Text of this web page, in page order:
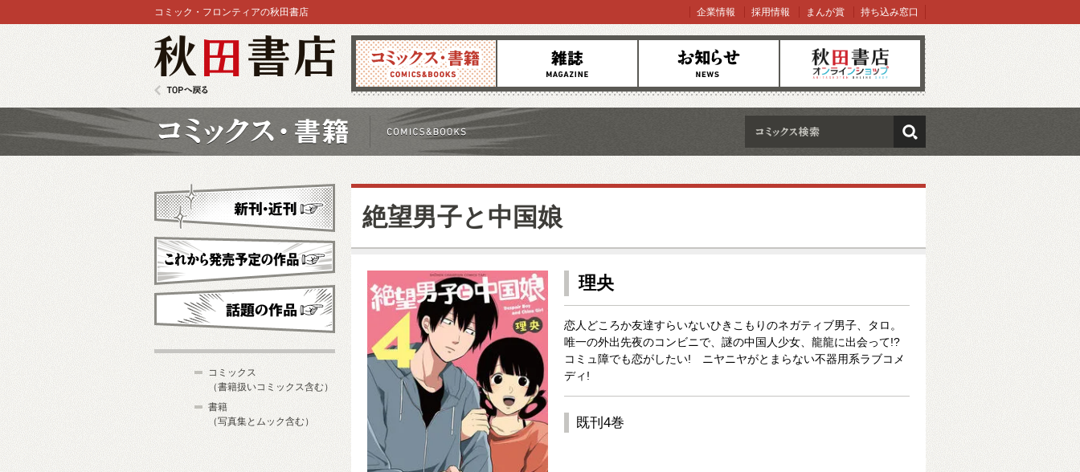
コミックス 雑誌 お知らせ オンラインショップ
コミック・フロンティアの秋田書店 企業情報 採用情報 まんが賞 持ち込み窓口
検索
絶望男子と中国娘
理央
恋人どころか友達すらいないひきこもりのネガティブ男子、タロ。
唯一の外出先夜のコンビニで、謎の中国人少女、龍龍に出会って!?
コミュ障でも恋がしたい! ニヤニヤがとまらない不器用系ラブコメ
ディ!
既刊4巻
新刊・近刊
これから発売予定
コミックス
（書籍扱いコミックス含む）
書籍
（写真集とムック含む）